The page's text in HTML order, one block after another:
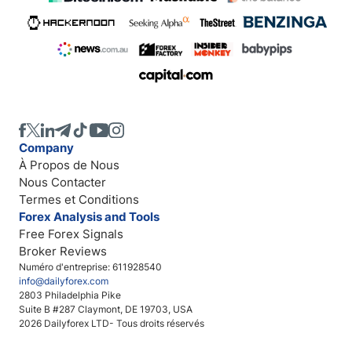
Numéro d'entreprise: 611928540
info@dailyforex.com
2803 Philadelphia Pike
Suite B #287 Claymont, DE 19703, USA
2026 Dailyforex LTD- Tous droits réservés
Company
À Propos de Nous
Nous Contacter
Termes et Conditions
Forex Analysis and Tools
Free Forex Signals
Broker Reviews